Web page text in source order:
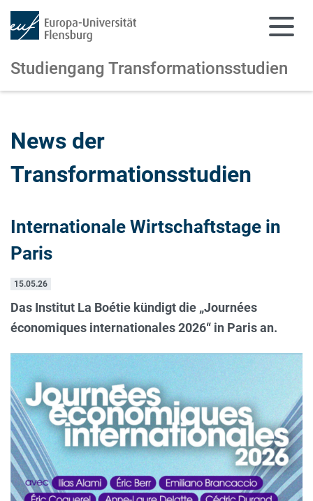
Studiengang Transformationsstudien
News der
Transformationsstudien
Internationale Wirtschaftstage in
Paris
15.05.26
Das Institut La Boétie kündigt die „Journées
économiques internationales 2026“ in Paris an.